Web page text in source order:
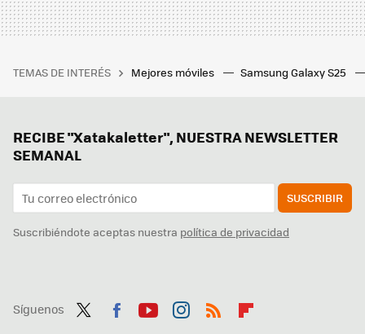
TEMAS DE INTERÉS Mejores móviles Samsung Galaxy S25
RECIBE "Xatakaletter", NUESTRA NEWSLETTER
SEMANAL
SUSCRIBIR
Suscribiéndote aceptas nuestra política de privacidad
Síguenos